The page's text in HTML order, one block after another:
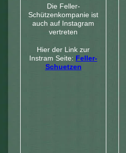
Die Feller-
Schützenkompanie ist
auch auf Instagram
vertreten
Hier der Link zur
Instram Seite: Feller-
Schuetzen